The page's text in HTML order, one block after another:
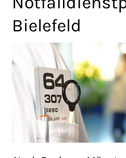
/ 365days
We offer support for our
Mon - Fri 8:00am -
Get in touch
Cybersteel Inc.
Bielefeld